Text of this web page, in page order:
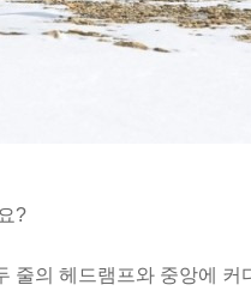
?
줄의 헤드램프와 중앙에 커